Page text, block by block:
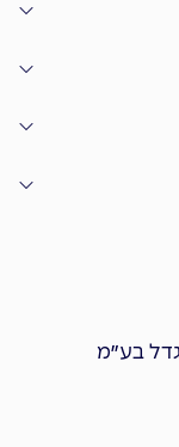
בע״מ